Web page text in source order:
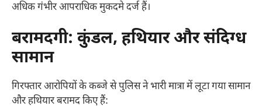
अधिक गंभीर आपराधिक मुकदमे दर्ज हैं।
बरामदगी: कुंडल, हथियार और संदिग्ध
सामान
गिरफ्तार आरोपियों के कब्जे से पुलिस ने भारी मात्रा में लूटा गया सामान
और हथियार बरामद किए हैं: